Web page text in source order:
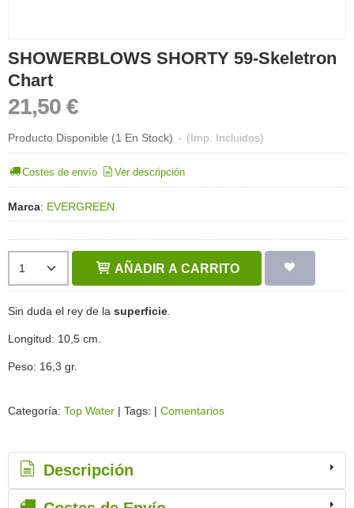
SHOWERBLOWS SHORTY 59-Skeletron
Chart
21,50 €
Producto Disponible (1 En Stock) - (Imp. Incluidos)
Costes de envío Ver descripción
Marca: EVERGREEN
AÑADIR A CARRITO
Sin duda el rey de la superficie
Longitud: 10,5 cm.
Peso: 16,3 gr.
Categoría: Top Water | Tags: | Comentarios
Descripción